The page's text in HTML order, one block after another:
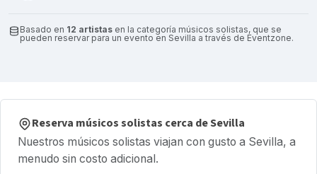
Basado en 12 artistas en la categoría músicos solistas, que se
pueden reservar para un evento en Sevilla a través de Eventzone.
Reserva músicos solistas cerca de Sevilla
Nuestros músicos solistas viajan con gusto a Sevilla, a
menudo sin costo adicional.